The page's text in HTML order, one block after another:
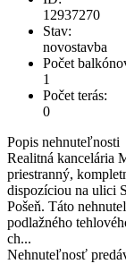
12937270
Stav:
novostavba
Počet
1
Počet terás:
0
Popis nehnuteľnosti
Realitná kancelária
priestranný,
dispozíciou na ulici
Pošeň. Táto
podlažného
ch...
Nehnuteľnosť